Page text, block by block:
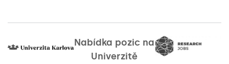
Nabídka pozic na
Univerzitě